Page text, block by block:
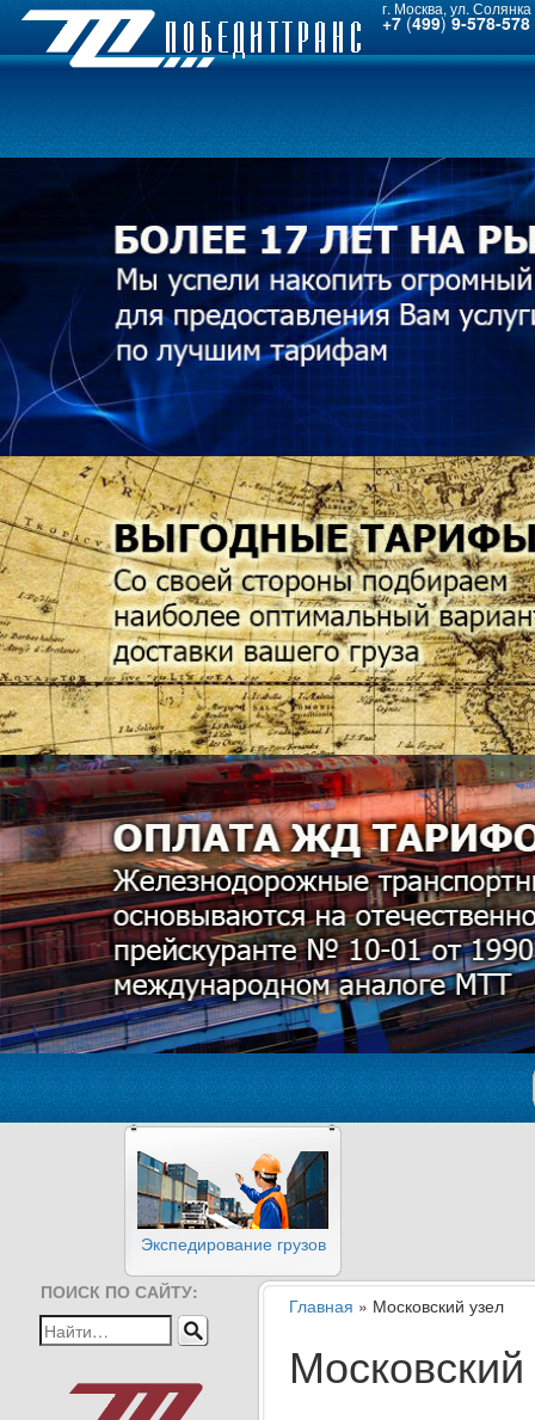
г. Москва, ул.
+7 (499)9-578-578
Экспедирование грузов
ПОИСК ПО САЙТУ:
Главная » Московский узел